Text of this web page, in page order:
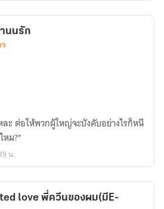
นนรัก
ะ ต่อให้พวกผู้ใหญ่จะบังคับอย่างไรก็หนี
ม?”
น.
love พี่ควีนของผม(มีE-